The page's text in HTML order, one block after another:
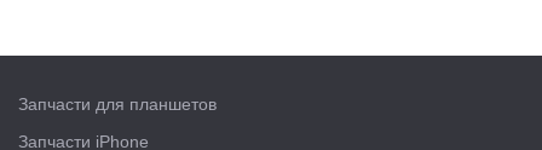
Запчасти для планшетов
Запчасти iPhone